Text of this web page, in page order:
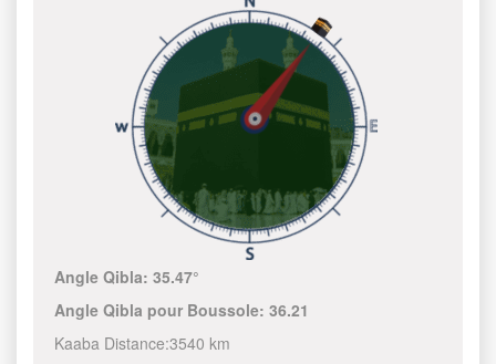
Angle Qibla:35.47°
Angle Qibla pour Boussole:36.21
Kaaba Distance:3540 km